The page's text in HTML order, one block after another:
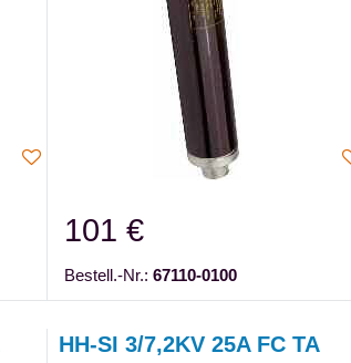
101 €
Bestell.-Nr.: 67110-0100
HH-SI 3/7,2KV 25A FC TA